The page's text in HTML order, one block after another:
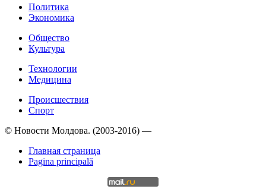
Политика
Экономика
Общество
Культура
Технологии
Медицина
Происшествия
Спорт
© Новости Молдова. (2003-2016) —
Главная страница
Pagina principală